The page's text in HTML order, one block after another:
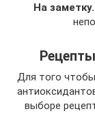
На заметку.
Для того
выборе